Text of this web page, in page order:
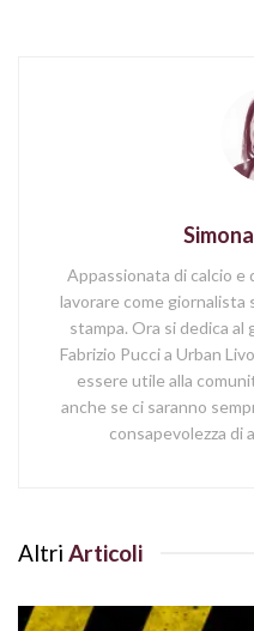
Appassionata di calcio e
lavorare come giornalista
stampa. Ora si dedica al
Fabrizio Pucci a Urban
essere utile alla
anche se ci saranno
consapevolezza di
Altri Articoli